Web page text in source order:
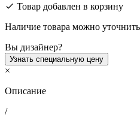
Товар добавлен в корзину
Наличие товара можно
Вы дизайнер?
Узнать специальную цену
×
Описание
/